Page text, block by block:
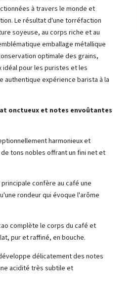
à travers le monde et
Le résultat d'une torréfaction
soyeuse, au corps riche et au
emballage métallique
optimale des grains,
idéal pour les puristes et les
authentique expérience barista à la
onctueux et notes envoûtantes
harmonieux et
tons nobles offrant un fini net et
principale confère au café une
rondeur qui évoque l'arôme
complète le corps du café et
pur et raffiné, en bouche.
délicatement des notes
acidité très subtile et